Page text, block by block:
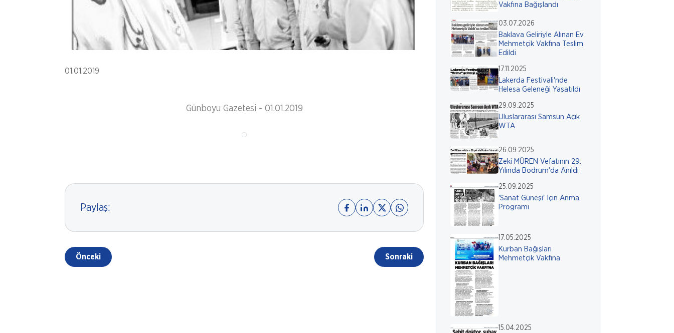
01.01.2019
Günboyu Gazetesi - 01.01.2019
Paylaş:
Önceki Sonraki
Vakfına Bağışlandı
03.07.2026
Baklava Geliriyle Alınan Ev
Mehmetçik Vakfına Teslim
Edildi
17.11.2025
Lakerda Festivali'nde
Helesa Geleneği Yaşatıldı
29.09.2025
Uluslararası Samsun Açık
WTA
26.09.2025
Zeki MÜREN Vefatının 29.
Yılında Bodrum'da Anıldı
25.09.2025
'Sanat Güneşi' İçin Anma
Programı
17.05.2025
Kurban Bağışları
Mehmetçik Vakfına
15.04.2025